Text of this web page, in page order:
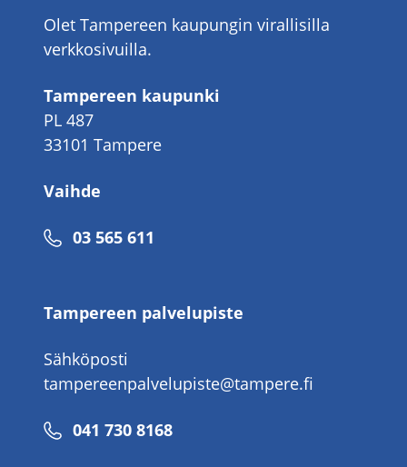
Olet Tampereen kaupungin virallisilla
verkkosivuilla.
Tampereen kaupunki
PL 487
33101 Tampere
Vaihde
Puhelinnumero
03 565 611
Tampereen palvelupiste
Sähköposti
tampereenpalvelupiste@tampere.fi
Puhelinnumero
041 730 8168